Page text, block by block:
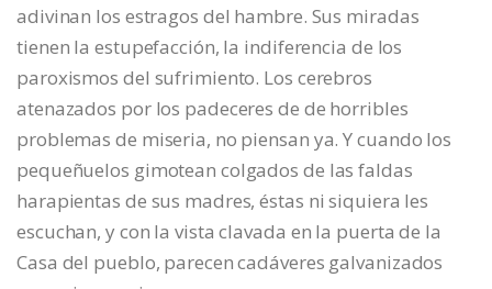
adivinan los estragos del hambre. Sus miradas
tienen la estupefacción, la indiferencia de los
paroxismos del sufrimiento. Los cerebros
atenazados por los padeceres de de horribles
problemas de miseria, no piensan ya. Y cuando los
pequeñuelos gimotean colgados de las faldas
harapientas de sus madres, éstas ni siquiera les
escuchan, y con la vista clavada en la puerta de la
Casa del pueblo, parecen cadáveres galvanizados